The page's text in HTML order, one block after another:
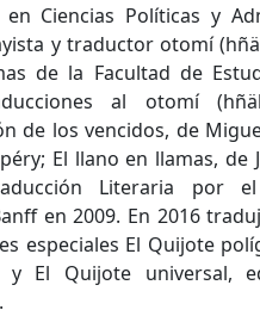
en Ciencias Políticas y
y traductor otomí
de la Facultad de
al otomí
de los vencidos, de
El llano en llamas, de
Literaria por
en 2009. En 2016
especiales El Quijote
y El Quijote universal,